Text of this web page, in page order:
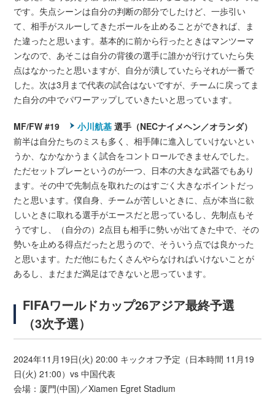
です。失点シーンは自分の判断の部分でしたけど、一歩引い
て、相手がスルーしてきたボールを止めることができれば、ま
た違ったと思います。基本的に前から行ったときはマンツーマ
ンなので、あそこは自分の背後の選手に誰かが行けていたら失
点はなかったと思いますが、自分が潰していたらそれが一番で
した。次は3月まで代表の試合はないですが、チームに戻ってま
た自分の中でパワーアップしていきたいと思っています。
MF/FW #19 小川航基 選手（NECナイメヘン／オランダ）
前半は自分たちのミスも多く、相手陣に進入していけないとい
うか、なかなかうまく試合をコントロールできませんでした。
ただセットプレーというのが一つ、日本の大きな武器でもあり
ます。その中で先制点を取れたのはすごく大きなポイントだっ
たと思います。僕自身、チームが苦しいときに、点が本当に欲
しいときに取れる選手がエースだと思っているし、先制点もそ
うですし、（自分の）2点目も相手に勢いが出てきた中で、その
勢いを止める得点だったと思うので、そういう点では良かった
と思います。ただ他にもたくさんやらなければいけないことが
あるし、まだまだ満足はできないと思っています。
FIFAワールドカップ26アジア最終予選
（3次予選）
2024年11月19日(火) 20:00 キックオフ予定（日本時間 11月19
日(火) 21:00）vs 中国代表
会場：厦門(中国)／Xiamen Egret Stadium